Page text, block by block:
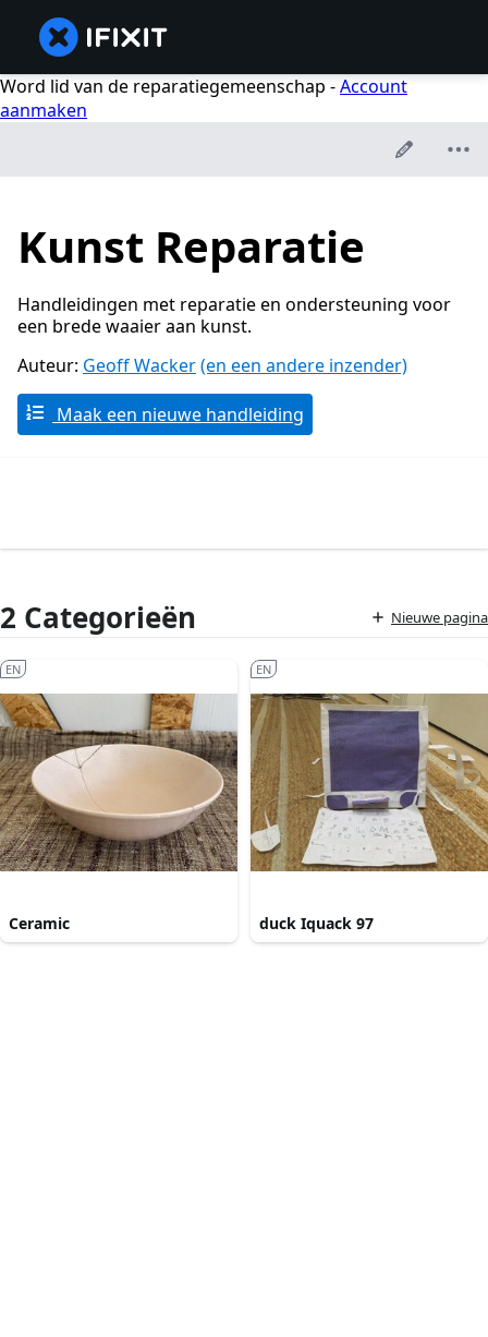
Word lid van de reparatiegemeenschap -Account
aanmaken
Kunst Reparatie
Handleidingen met reparatie en ondersteuning voor
een brede waaier aan kunst.
Auteur: Geoff Wacker(en een andere inzender)
Maak een nieuwe handleiding
2 Categorieën Nieuwe pagina
Ceramic
EN
duck Iquack 97
EN